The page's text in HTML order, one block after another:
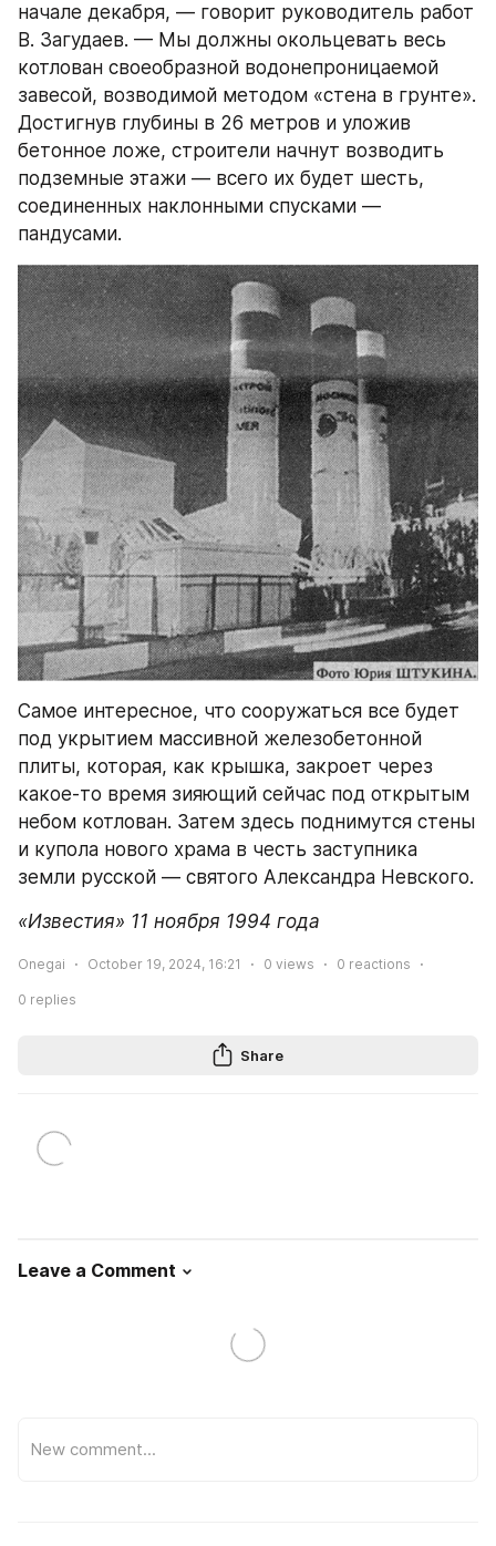
начале декабря, — говорит руководитель работ
В. Загудаев. — Мы должны окольцевать весь
котлован своеобразной водонепроницаемой
завесой, возводимой методом «стена в грунте».
Достигнув глубины в 26 метров и уложив
бетонное ложе, строители начнут возводить
подземные этажи — всего их будет шесть,
соединенных наклонными спусками —
пандусами.
Самое интересное, что сооружаться все будет
под укрытием массивной железобетонной
плиты, которая, как крышка, закроет через
какое-то время зияющий сейчас под открытым
небом котлован. Затем здесь поднимутся стены
и купола нового храма в честь заступника
земли русской — святого Александра Невского.
«Известия» 11 ноября 1994 года
Onegai October 19, 2024, 16:21 0 views 0 reactions
0 replies
Share
Leave a Comment